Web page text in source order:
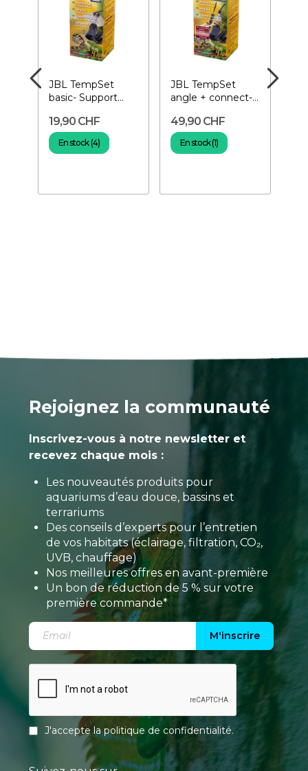
JBL TempSet
basic- Support
terrarium
19,90 CHF
En stock (4)
JBL TempSet
angle + connect-
ampoule de...
49,90 CHF
En stock (1)
Rejoignez la communauté
Inscrivez-vous à notre newsletter et
recevez chaque mois :
Les nouveautés produits pour
aquariums d’eau douce, bassins et
terrariums
Des conseils d’experts pour l’entretien
de vos habitats (éclairage, filtration, CO₂,
UVB, chauffage)
Nos meilleures offres en avant-première
Un bon de réduction de 5 % sur votre
première commande*
M'inscrire
J'accepte lapolitique de confidentialité.